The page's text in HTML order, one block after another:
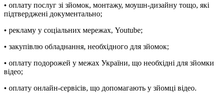
• оплату послуг зі зйомок, монтажу, моушн-дизайну тощо, які
підтверджені документально;
• рекламу у соціальних мережах, Youtube;
• закупівлю обладнання, необхідного для зйомок;
• оплату подорожей у межах України, що необхідні для зйомки
відео;
• оплату онлайн-сервісів, що допомагають у зйомці відео.